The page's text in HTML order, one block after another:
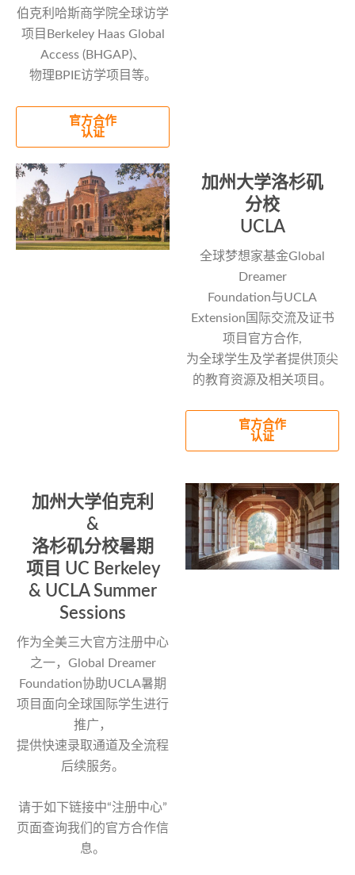
伯克利哈斯商学院全球访学
项目Berkeley Haas Global
Access (BHGAP)、
物理BPIE访学项目等。
官方合作
认证
加州大学洛杉矶
分校
UCLA
全球梦想家基金Global
Dreamer
Foundation与UCLA
Extension国际交流及证书
项目官方合作,
为全球学生及学者提供顶尖
的教育资源及相关项目。
官方合作
认证
加州大学伯克利
&
洛杉矶分校暑期
项目 UC Berkeley
& UCLA Summer
Sessions
作为全美三大官方注册中心
之一，Global Dreamer
Foundation协助UCLA暑期
项目面向全球国际学生进行
推广，
提供快速录取通道及全流程
后续服务。
请于如下链接中“注册中心”
页面查询我们的官方合作信
息。